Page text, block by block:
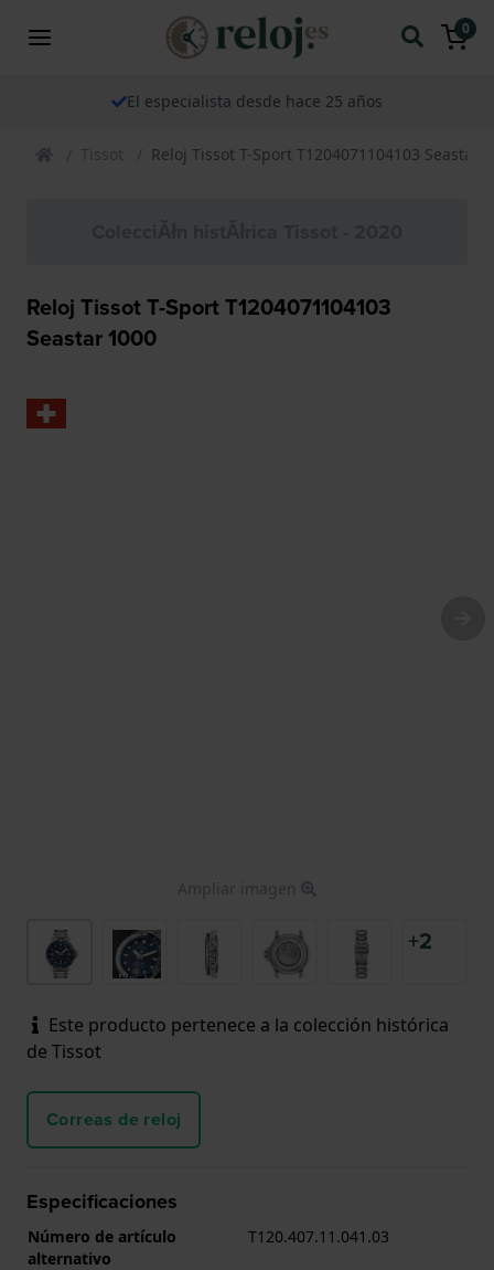
0
El especialista desde hace 25 años
Tissot Reloj Tissot T-Sport T1204071104103 Seastar
Reloj Tissot T-Sport T1204071104103
Seastar 1000
Ampliar imagen
+2
Este producto pertenece a la colección histórica
de Tissot
Correas de reloj
Especificaciones
Número de artículo
alternativo
T120.407.11.041.03